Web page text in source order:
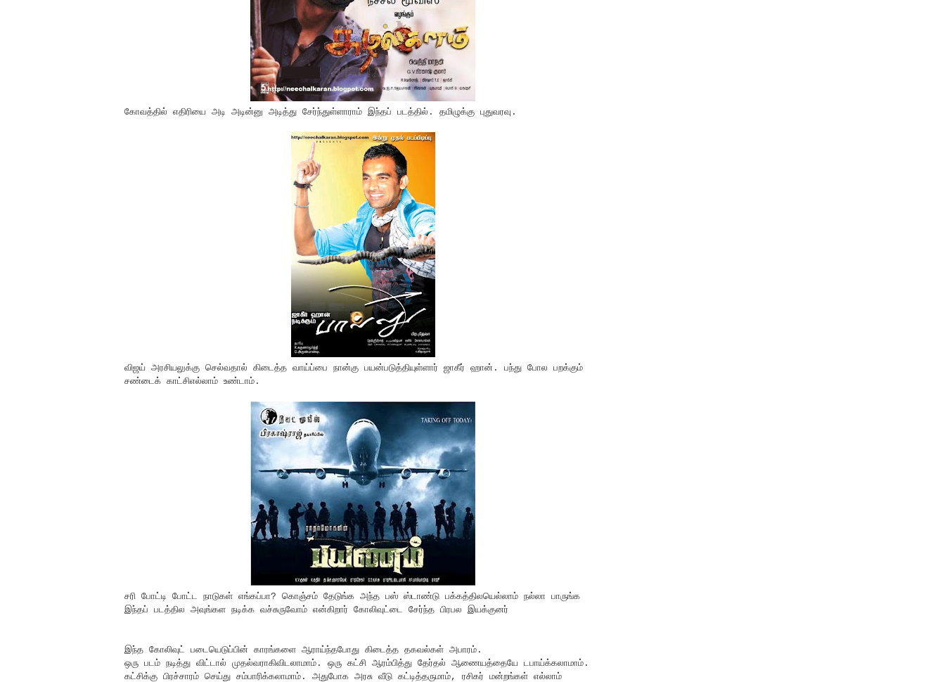
கோவத்தில் எதிரியை அடி அடின்னு அடித்து சேர்ந்துள்ளாராம் இந்தப் படத்தில். தமிழுக்கு புதுவரவு.
விஜய் அரசியலுக்கு செல்வதால் கிடைத்த வாய்ப்பை நான்கு பயன்படுத்தியுள்ளார் ஜாகீர் ஹான். பந்து போல பறக்கும்
சண்டைக் காட்சிஎல்லாம் உண்டாம்.
சரி போட்டி போட்ட நாடுகள் எங்கப்பா? கொஞ்சம் தேடுங்க அந்த பஸ் ஸ்டாண்டு பக்கத்திலயெல்லாம் நல்லா பாருங்க
இந்தப் படத்தில அவுங்கள நடிக்க வச்சுருவோம் என்கிறார் கோலிவுட்டை சேர்ந்த பிரபல இயக்குனர்
இந்த கோலிவுட் படையெடுப்பின் காரங்களை ஆராய்ந்தபோது கிடைத்த தகவல்கள் அபாரம்.
ஒரு படம் நடித்து விட்டால் முதல்வராகிவிடலாமாம். ஒரு கட்சி ஆரம்பித்து தேர்தல் ஆணையத்தையே டபாய்க்கலாமாம்.
கட்சிக்கு பிரச்சாரம் செய்து சம்பாரிக்கலாமாம். அதுபோக அரசு வீடு கட்டித்தருமாம், ரசிகர் மன்றங்கள் எல்லாம்